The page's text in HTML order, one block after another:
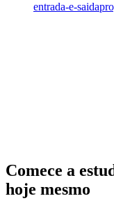
entrada-e-saida
Comece a
hoje mesmo